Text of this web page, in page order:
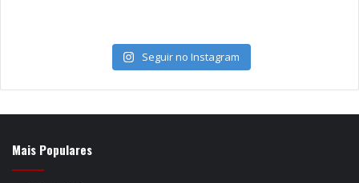
Seguir no Instagram
Mais Populares